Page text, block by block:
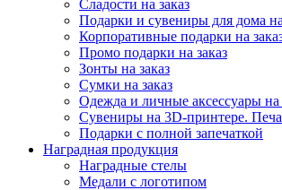
Сладости на заказ
Подарки и сувениры для дома на
Корпоративные подарки на
Промо подарки на заказ
Зонты на заказ
Сумки на заказ
Одежда и личные аксессуары на
Сувениры на 3D-принтере.
Подарки с полной запечаткой
Наградная продукция
Наградные стелы
Медали с логотипом